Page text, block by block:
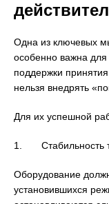
Одна из ключевых
особенно важна для
поддержки
нельзя внедрять
Для их успешной
1. Стабильность
Оборудование
установившихся